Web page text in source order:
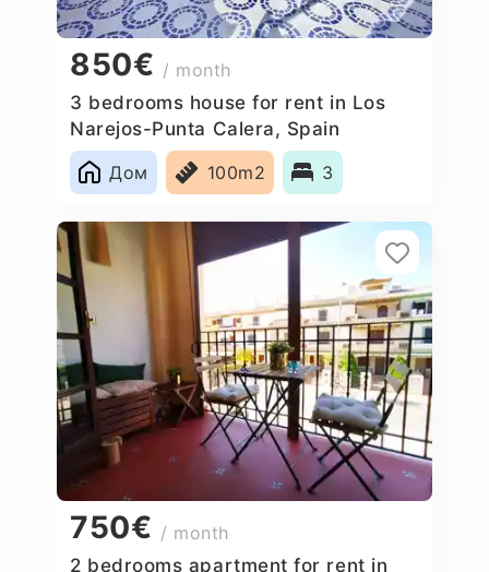
850€ / month
3 bedrooms house for rent in Los
Narejos-Punta Calera, Spain
Дом
100m2 3
750€ / month
2 bedrooms apartment for rent in